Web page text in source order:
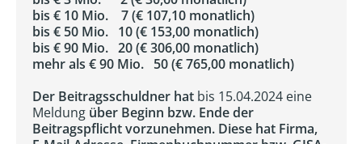
bis € 10 Mio. 7 (€ 107,10 monatlich)
bis € 50 Mio. 10 (€ 153,00 monatlich)
bis € 90 Mio. 20 (€ 306,00 monatlich)
mehr als € 90 Mio. 50 (€ 765,00 monatlich)
Der Beitragsschuldner hat bis 15.04.2024 eine
Meldung über Beginn bzw. Ende der
Beitragspflicht vorzunehmen. Diese hat Firma,